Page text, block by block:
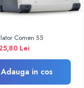
Comen S5
Lei
Adauga in cos